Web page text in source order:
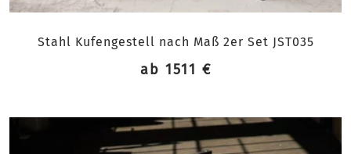
Stahl Kufengestell nach Maß 2er Set JST035
ab 1511 €